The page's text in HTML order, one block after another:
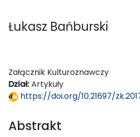
Łukasz Bańburski
Załącznik Kulturoznawczy
Dział:Artykuły
https://doi.org/10.21697/
Abstrakt